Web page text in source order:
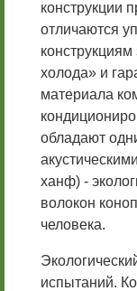
конструкции
отличаются
холода» и
материала
обладают
ханф) -
волокон
человека.
испытаний.